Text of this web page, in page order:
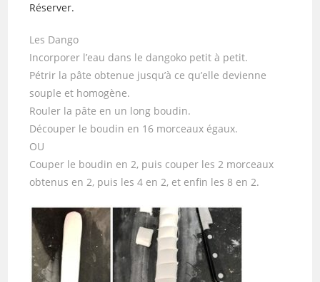
Réserver.
Les Dango
Incorporer l’eau dans le dangoko petit à petit.
Pétrir la pâte obtenue jusqu’à ce qu’elle devienne
souple et homogène.
Rouler la pâte en un long boudin.
Découper le boudin en 16 morceaux égaux.
OU
Couper le boudin en 2, puis couper les 2 morceaux
obtenus en 2, puis les 4 en 2, et enfin les 8 en 2.